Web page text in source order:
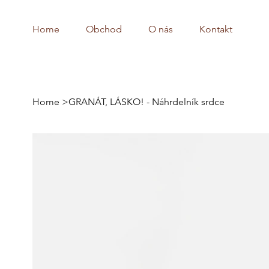
Home Obchod O nás Kontakt
Home >GRANÁT, LÁSKO! - Náhrdelník srdce